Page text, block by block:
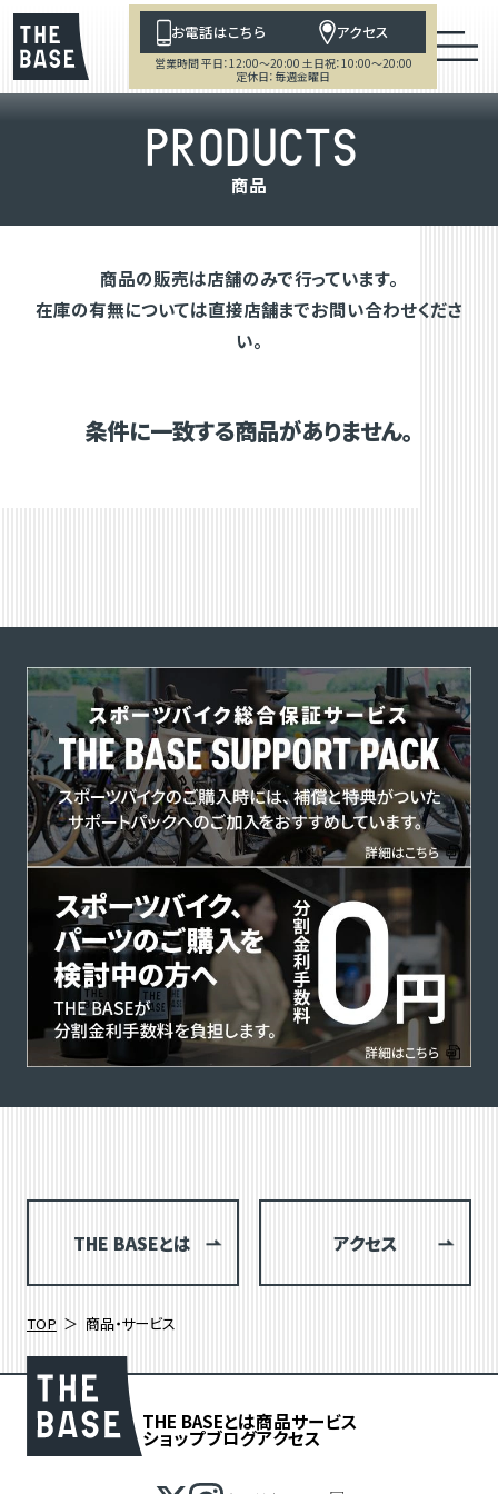
お電話はこちら アクセス
営業時間 平日：12:00～20:00 土日祝：10:00～20:00
定休日：毎週金曜日
PRODUCTS
商品
商品の販売は店舗のみで行っています。
在庫の有無については直接店舗までお問い合わせくださ
い。
条件に一致する商品がありません。
THE BASEとは アクセス
TOP 商品・サービス
THE BASEとは商品サービス
ショップブログアクセス